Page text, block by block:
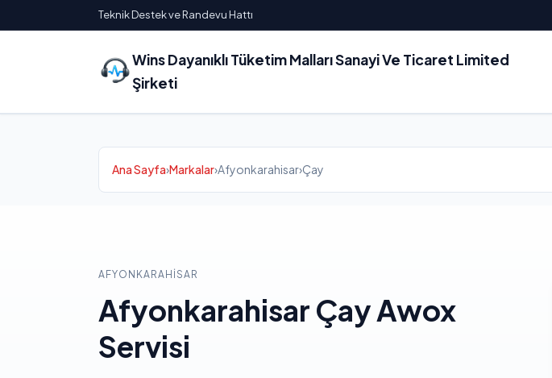
Teknik Destek ve Randevu Hattı
Wins Dayanıklı Tüketim Malları Sanayi Ve Ticaret Limited
Şirketi
Ana Sayfa›Markalar›Afyonkarahisar›Çay
AFYONKARAHISAR
Afyonkarahisar Çay Awox
Servisi